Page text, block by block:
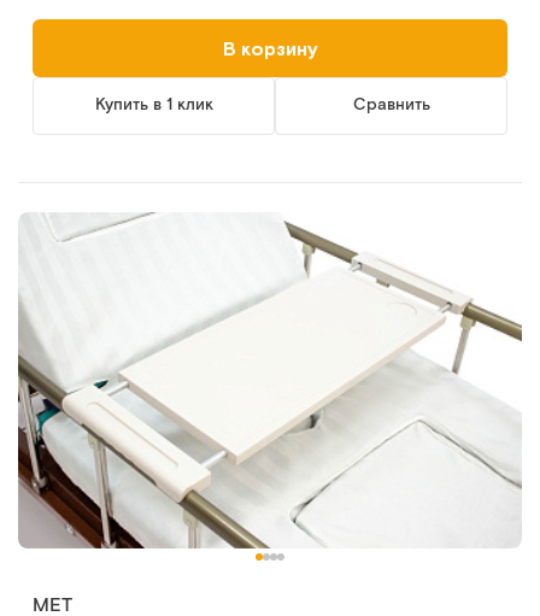
В корзину
Купить в 1 клик Сравнить
МЕТ